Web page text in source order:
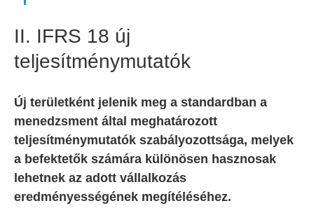
II. IFRS 18 új
teljesítménymutatók
Új területként jelenik meg a standardban a
menedzsment által meghatározott
teljesítménymutatók szabályozottsága, melyek
a befektetők számára különösen hasznosak
lehetnek az adott vállalkozás
eredményességének megítéléséhez.